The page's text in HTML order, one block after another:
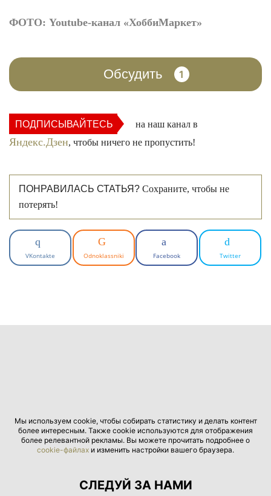
ФОТО: Youtube-канал «ХоббиМаркет»
Обсудить 1
ПОДПИСЫВАЙТЕСЬ на наш канал в
Яндекс.Дзен, чтобы ничего не пропустить!
ПОНРАВИЛАСЬ СТАТЬЯ? Сохраните, чтобы не
потерять!
VKontakte Odnoklassniki Facebook Twitter
Мы используем cookie, чтобы собирать статистику и делать контент
более интересным. Также cookie используются для отображения
более релевантной рекламы. Вы можете прочитать подробнее о
cookie-файлах и изменить настройки вашего браузера.
СЛЕДУЙ ЗА НАМИ